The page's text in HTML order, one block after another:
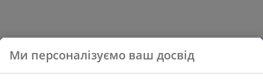
Ми персоналізуємо ваш досвід